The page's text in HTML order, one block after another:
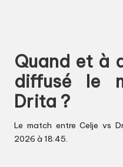
Quand et à
diffusé le
Drita ?
Le match entre Celje vs
2026 à 18:45.